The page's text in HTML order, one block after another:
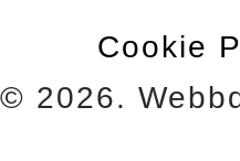
Cookie
© 2026.